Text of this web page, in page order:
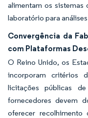
alimentam os sistemas
laboratório para
Convergência da
com Plataformas
O Reino Unido, os
incorporam critérios
licitações públicas
fornecedores devem
oferecer